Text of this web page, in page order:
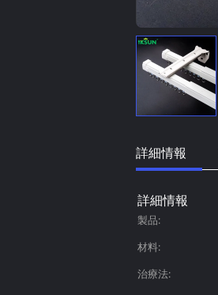
詳細情報
詳細情報
製品:
材料:
治療法: